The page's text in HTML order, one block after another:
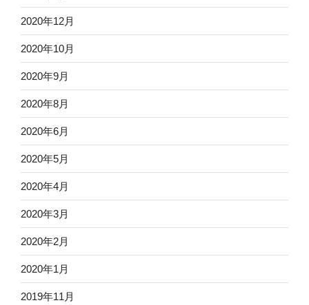
2020年12月
2020年10月
2020年9月
2020年8月
2020年6月
2020年5月
2020年4月
2020年3月
2020年2月
2020年1月
2019年11月